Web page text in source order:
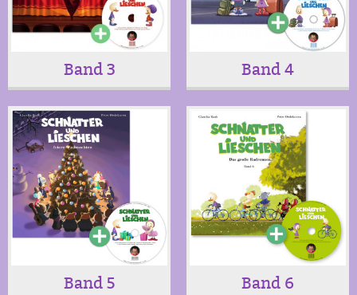
Band 3 Band 4
Band 5 Band 6